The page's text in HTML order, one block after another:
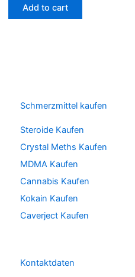
Add to cart
Schmerzmittel kaufen
Steroide Kaufen
Crystal Meths Kaufen
MDMA Kaufen
Cannabis Kaufen
Kokain Kaufen
Caverject Kaufen
Kontaktdaten